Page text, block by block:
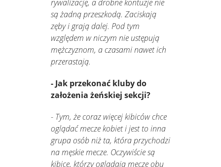
rywalizację, a drobne kontuzje nie
są żadną przeszkodą. Zaciskają
zęby i grają dalej. Pod tym
względem w niczym nie ustępują
mężczyznom, a czasami nawet ich
przerastają.
- Jak przekonać kluby do
założenia żeńskiej sekcji?
- Tym, że coraz więcej kibiców chce
oglądać mecze kobiet i jest to inna
grupa osób niż ta, która przychodzi
na męskie mecze. Oczywiście są
kibice, którzy oglądają mecze obu